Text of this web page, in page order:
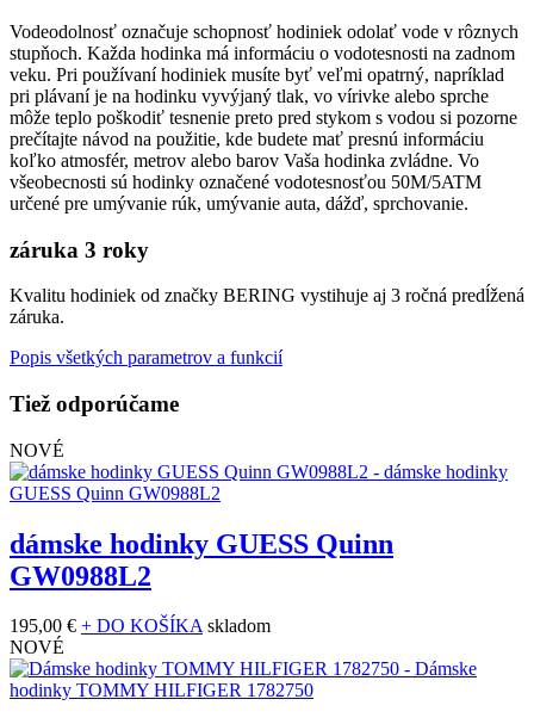
Vodeodolnosť označuje schopnosť hodiniek odolať vode v rôznych
stupňoch. Každa hodinka má informáciu o vodotesnosti na zadnom
veku. Pri používaní hodiniek musíte byť veľmi opatrný, napríklad
pri plávaní je na hodinku vyvýjaný tlak, vo vírivke alebo sprche
môže teplo poškodiť tesnenie preto pred stykom s vodou si pozorne
prečítajte návod na použitie, kde budete mať presnú informáciu
koľko atmosfér, metrov alebo barov Vaša hodinka zvládne. Vo
všeobecnosti sú hodinky označené vodotesnosťou 50M/5ATM
určené pre umývanie rúk, umývanie auta, dážď, sprchovanie.
záruka 3 roky
Kvalitu hodiniek od značky BERING vystihuje aj 3 ročná predĺžená
záruka.
Popis všetkých parametrov a funkcií
Tiež odporúčame
NOVÉ
dámske hodinky GUESS Quinn
GW0988L2
195,00 € + DO KOŠÍKA skladom
NOVÉ